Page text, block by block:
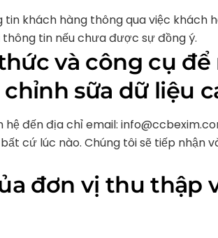
khách hàng thông qua việc khách
tin nếu chưa được sự đồng ý.
và công cụ
sữa dữ liệu
hệ đến địa chỉ email:
cứ lúc nào. Chúng tôi sẽ tiếp nhận
đơn vị thu thập